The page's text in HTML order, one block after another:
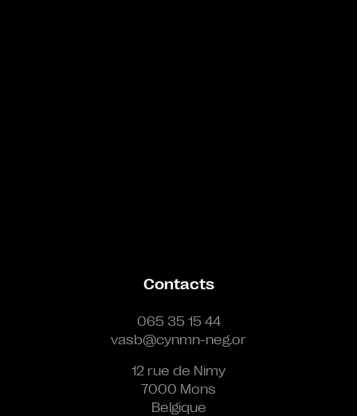
Contacts
065 35 15 44
vasb@cynmn-neg.or
12 rue de Nimy
7000 Mons
Belgique